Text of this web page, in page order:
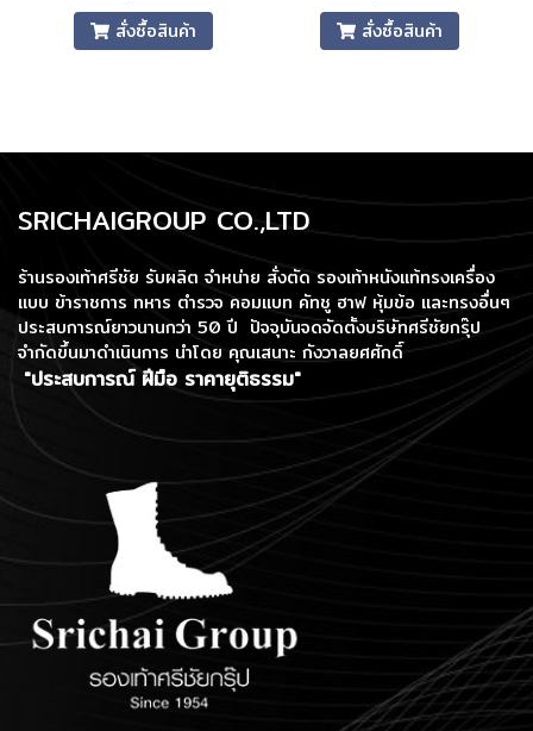
สั่งซื้อสินค้า สั่งซื้อสินค้า
SRICHAIGROUP CO.,LTD
ร้านรองเท้าศรีชัย รับผลิต จำหน่าย สั่งตัด รองเท้าหนังแท้ทรงเครื่อง
แบบ ข้าราชการ ทหาร ตำรวจ คอมแบท คัทชู ฮาฟ หุ้มข้อ และทรงอื่นๆ
ประสบการณ์ยาวนานกว่า 50 ปี ปัจจุบันจดจัดตั้งบริษัทศรีชัยกรุ๊ป
จำกัดขึ้นมาดำเนินการ นำโดย คุณเสนาะ กังวาลยศศักดิ์
"ประสบการณ์ ฝีมือ ราคายุติธรรม"